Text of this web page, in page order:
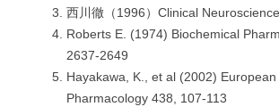
西川徹（1996）Clinical
Roberts E. (1974) Biochemical
2637-2649
Hayakawa, K., et al (2002)
Pharmacology 438, 107-113